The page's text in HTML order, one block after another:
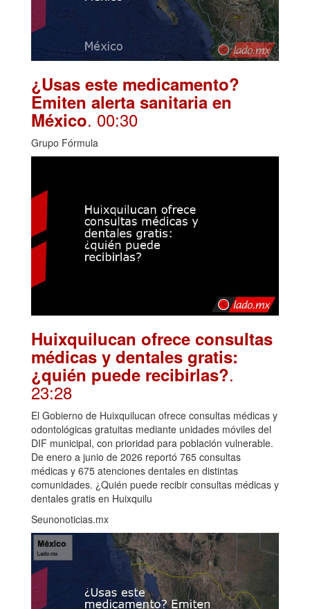
¿Usas este medicamento?
Emiten alerta sanitaria en
México. 00:30
Grupo Fórmula
Huixquilucan ofrece consultas
médicas y dentales gratis:
¿quién puede recibirlas?.
23:28
El Gobierno de Huixquilucan ofrece consultas médicas y
odontológicas gratuitas mediante unidades móviles del
DIF municipal, con prioridad para población vulnerable.
De enero a junio de 2026 reportó 765 consultas
médicas y 675 atenciones dentales en distintas
comunidades. ¿Quién puede recibir consultas médicas y
dentales gratis en Huixquilu
Seunonoticias.mx